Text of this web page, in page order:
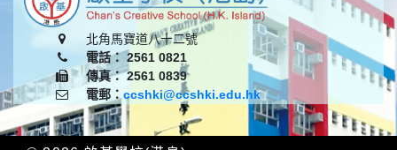
北角馬寶道八十二號
電話： 2561 0821
傳真： 2561 0839
電郵：ccshki@ccshki.edu.hk